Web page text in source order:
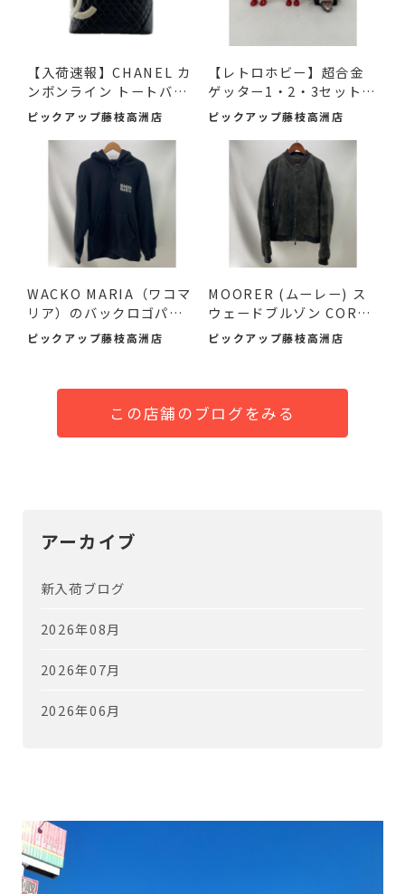
【入荷速報】CHANEL カ
ンボンライン トートバッ
グ...
ピックアップ藤枝高洲店
【レトロホビー】超合金
ゲッター1・2・3セット
（2...
ピックアップ藤枝高洲店
WACKO MARIA（ワコマ
リア）のバックロゴパー
カーが！
ピックアップ藤枝高洲店
MOORER (ムーレー) ス
ウェードブルゾン COREL
I-UR ...
ピックアップ藤枝高洲店
この店舗のブログをみる
アーカイブ
新入荷ブログ
2026年08月
2026年07月
2026年06月